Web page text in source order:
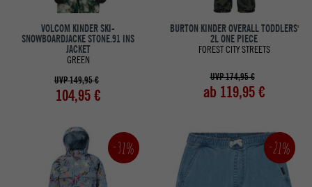
VOLCOM KINDER SKI-
SNOWBOARDJACKE STONE.91 INS
JACKET
GREEN
UVP 149,95 €
104,95 €
BURTON KINDER OVERALL TODDLERS'
2L ONE PIECE
FOREST CITY STREETS
UVP 174,95 €
ab 119,95 €
-31% -21%